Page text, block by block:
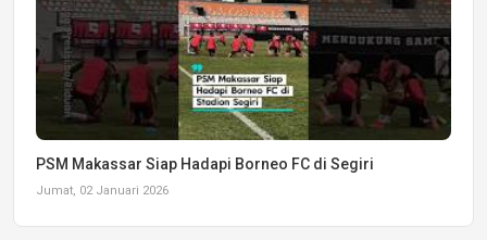
PSM Makassar Siap Hadapi Borneo FC di Segiri
Jumat, 02 Januari 2026